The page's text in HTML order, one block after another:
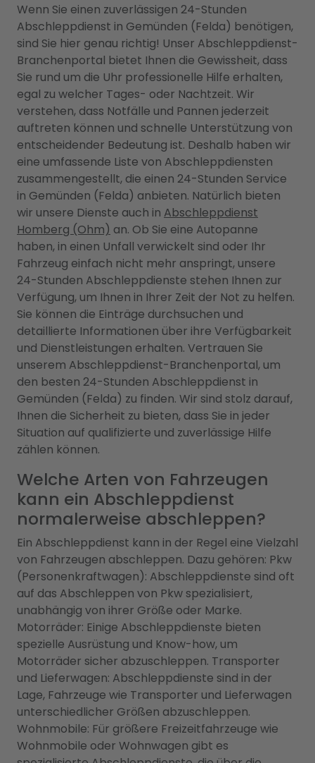
Wenn Sie einen zuverlässigen 24-Stunden
Abschleppdienst in Gemünden (Felda) benötigen,
sind Sie hier genau richtig! Unser Abschleppdienst-
Branchenportal bietet Ihnen die Gewissheit, dass
Sie rund um die Uhr professionelle Hilfe erhalten,
egal zu welcher Tages- oder Nachtzeit. Wir
verstehen, dass Notfälle und Pannen jederzeit
auftreten können und schnelle Unterstützung von
entscheidender Bedeutung ist. Deshalb haben wir
eine umfassende Liste von Abschleppdiensten
zusammengestellt, die einen 24-Stunden Service
in Gemünden (Felda) anbieten. Natürlich bieten
wir unsere Dienste auch in Abschleppdienst
Homberg (Ohm) an. Ob Sie eine Autopanne
haben, in einen Unfall verwickelt sind oder Ihr
Fahrzeug einfach nicht mehr anspringt, unsere
24-Stunden Abschleppdienste stehen Ihnen zur
Verfügung, um Ihnen in Ihrer Zeit der Not zu helfen.
Sie können die Einträge durchsuchen und
detaillierte Informationen über ihre Verfügbarkeit
und Dienstleistungen erhalten. Vertrauen Sie
unserem Abschleppdienst-Branchenportal, um
den besten 24-Stunden Abschleppdienst in
Gemünden (Felda) zu finden. Wir sind stolz darauf,
Ihnen die Sicherheit zu bieten, dass Sie in jeder
Situation auf qualifizierte und zuverlässige Hilfe
zählen können.
Welche Arten von Fahrzeugen
kann ein Abschleppdienst
normalerweise abschleppen?
Ein Abschleppdienst kann in der Regel eine Vielzahl
von Fahrzeugen abschleppen. Dazu gehören: Pkw
(Personenkraftwagen): Abschleppdienste sind oft
auf das Abschleppen von Pkw spezialisiert,
unabhängig von ihrer Größe oder Marke.
Motorräder: Einige Abschleppdienste bieten
spezielle Ausrüstung und Know-how, um
Motorräder sicher abzuschleppen. Transporter
und Lieferwagen: Abschleppdienste sind in der
Lage, Fahrzeuge wie Transporter und Lieferwagen
unterschiedlicher Größen abzuschleppen.
Wohnmobile: Für größere Freizeitfahrzeuge wie
Wohnmobile oder Wohnwagen gibt es